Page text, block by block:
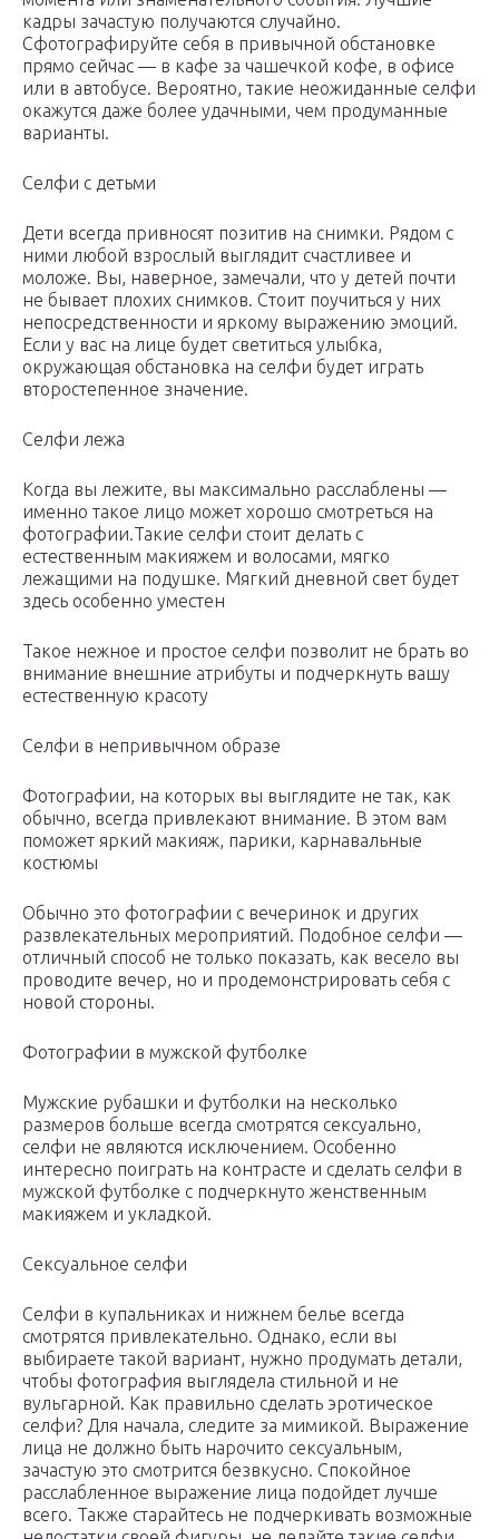
кадры зачастую получаются случайно.
Сфотографируйте себя в привычной обстановке
прямо сейчас — в кафе за чашечкой кофе, в офисе
или в автобусе. Вероятно, такие неожиданные селфи
окажутся даже более удачными, чем продуманные
варианты.
Селфи с детьми
Дети всегда привносят позитив на снимки. Рядом с
ними любой взрослый выглядит счастливее и
моложе. Вы, наверное, замечали, что у детей почти
не бывает плохих снимков. Стоит поучиться у них
непосредственности и яркому выражению эмоций.
Если у вас на лице будет светиться улыбка,
окружающая обстановка на селфи будет играть
второстепенное значение.
Селфи лежа
Когда вы лежите, вы максимально расслаблены —
именно такое лицо может хорошо смотреться на
фотографии.Такие селфи стоит делать с
естественным макияжем и волосами, мягко
лежащими на подушке. Мягкий дневной свет будет
здесь особенно уместен
Такое нежное и простое селфи позволит не брать во
внимание внешние атрибуты и подчеркнуть вашу
естественную красоту
Селфи в непривычном образе
Фотографии, на которых вы выглядите не так, как
обычно, всегда привлекают внимание. В этом вам
поможет яркий макияж, парики, карнавальные
костюмы
Обычно это фотографии с вечеринок и других
развлекательных мероприятий. Подобное селфи —
отличный способ не только показать, как весело вы
проводите вечер, но и продемонстрировать себя с
новой стороны.
Фотографии в мужской футболке
Мужские рубашки и футболки на несколько
размеров больше всегда смотрятся сексуально,
селфи не являются исключением. Особенно
интересно поиграть на контрасте и сделать селфи в
мужской футболке с подчеркнуто женственным
макияжем и укладкой.
Сексуальное селфи
Селфи в купальниках и нижнем белье всегда
смотрятся привлекательно. Однако, если вы
выбираете такой вариант, нужно продумать детали,
чтобы фотография выглядела стильной и не
вульгарной. Как правильно сделать эротическое
селфи? Для начала, следите за мимикой. Выражение
лица не должно быть нарочито сексуальным,
зачастую это смотрится безвкусно. Спокойное
расслабленное выражение лица подойдет лучше
всего. Также старайтесь не подчеркивать возможные